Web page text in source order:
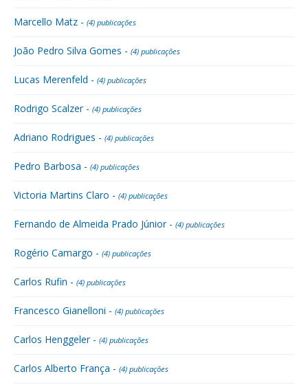
Marcello Matz - (4) publicações
João Pedro Silva Gomes - (4) publicações
Lucas Merenfeld - (4) publicações
Rodrigo Scalzer - (4) publicações
Adriano Rodrigues - (4) publicações
Pedro Barbosa - (4) publicações
Victoria Martins Claro - (4) publicações
Fernando de Almeida Prado Júnior - (4) publicações
Rogério Camargo - (4) publicações
Carlos Rufin - (4) publicações
Francesco Gianelloni - (4) publicações
Carlos Henggeler - (4) publicações
Carlos Alberto França - (4) publicações